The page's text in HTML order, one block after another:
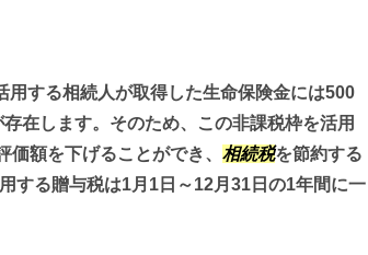
用する相続人が取得した生命保険金には500
在します。そのため、この非課税枠を活用
価額を下げることができ、 相続税を節約する
する贈与税は1月1日～12月31日の1年間に一